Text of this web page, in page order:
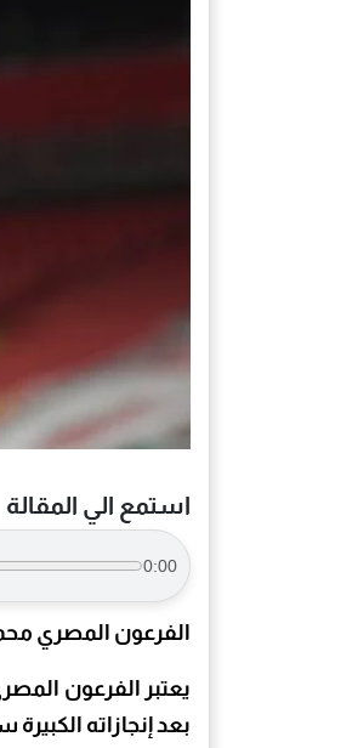
استمع الي المقالة
0:00
الفرعون المصري محمد صلاح
يعتبر الفرعون
بعد إنجازاته